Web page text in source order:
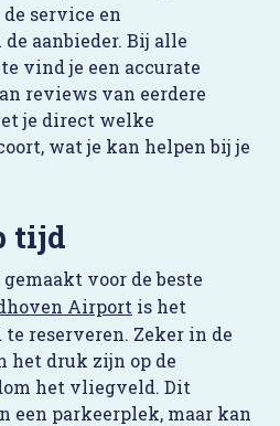
service en
aanbieder. Bij alle
vind je een accurate
reviews van eerdere
je direct welke
wat je kan helpen bij je
tijd
voor de beste
Airport is het
reserveren. Zeker in de
het druk zijn op de
het vliegveld. Dit
een parkeerplek, maar kan